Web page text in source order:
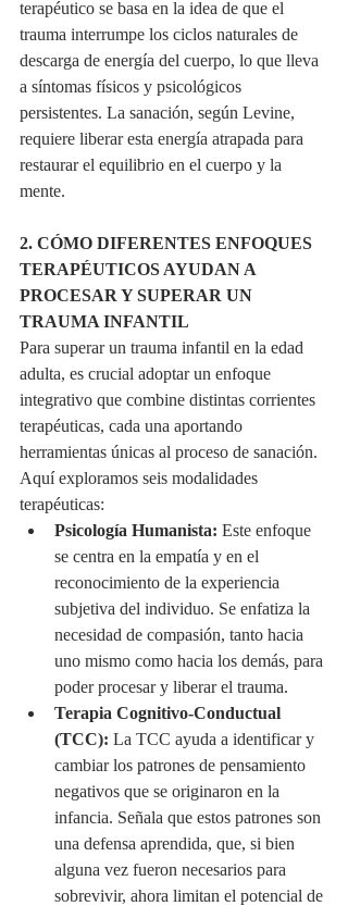
terapéutico se basa en la idea de que el
trauma interrumpe los ciclos naturales de
descarga de energía del cuerpo, lo que lleva
a síntomas físicos y psicológicos
persistentes. La sanación, según Levine,
requiere liberar esta energía atrapada para
restaurar el equilibrio en el cuerpo y la
mente.
2. CÓMO DIFERENTES ENFOQUES
TERAPÉUTICOS AYUDAN A
PROCESAR Y SUPERAR UN
TRAUMA INFANTIL
Para superar un trauma infantil en la edad
adulta, es crucial adoptar un enfoque
integrativo que combine distintas corrientes
terapéuticas, cada una aportando
herramientas únicas al proceso de sanación.
Aquí exploramos seis modalidades
terapéuticas:
Psicología Humanista: Este enfoque
se centra en la empatía y en el
reconocimiento de la experiencia
subjetiva del individuo. Se enfatiza la
necesidad de compasión, tanto hacia
uno mismo como hacia los demás, para
poder procesar y liberar el trauma.
Terapia Cognitivo-Conductual
(TCC): La TCC ayuda a identificar y
cambiar los patrones de pensamiento
negativos que se originaron en la
infancia. Señala que estos patrones son
una defensa aprendida, que, si bien
alguna vez fueron necesarios para
sobrevivir, ahora limitan el potencial de